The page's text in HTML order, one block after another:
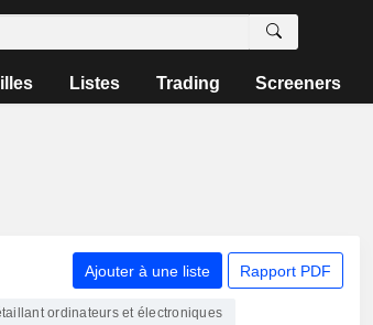
Listes Trading Screeners
Ajouter à une liste Rapport PDF
ordinateurs et électroniques